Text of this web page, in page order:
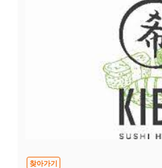
/ 합법적인 급여 시스템 운영
또는 11시오후 4시 ~ 5시 유급
식당 특성상 업무는 비교적 어
라이얼 후 채용 여부를 결정하
들께 밝고 센스 있게 응대할 수
주일에 이틀정도 근무 가능하
위기에서 함께하실 분들의 많
찾아가기